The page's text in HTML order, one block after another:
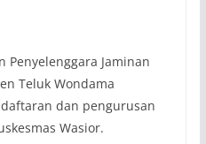
Penyelenggara Jaminan
Teluk Wondama
dan pengurusan
Wasior.